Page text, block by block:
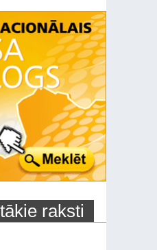
raksti